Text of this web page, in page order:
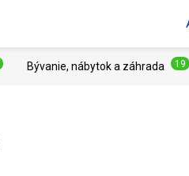
Bývanie, nábytok a záhrada 19